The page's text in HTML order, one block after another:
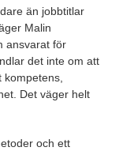
än jobbtitlar
Malin
ansvarat för
det inte om att
kompetens,
Det väger helt
och ett